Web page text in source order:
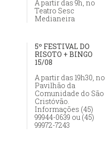
A partir das 9h, no
Teatro Sesc
Medianeira
5º FESTIVAL DO
RISOTO + BINGO
15/08
A partir das 19h30, no
Pavilhão da
Comunidade do São
Cristóvão.
Informações (45)
99944-0639 ou (45)
99972-7243